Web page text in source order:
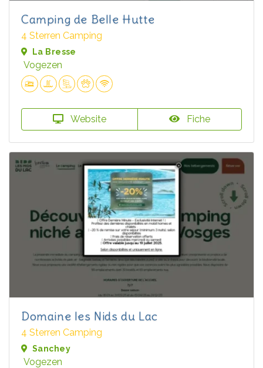
Camping de Belle Hutte
4 Sterren Camping
La Bresse
Vogezen
Website Fiche
Domaine les Nids du Lac
4 Sterren Camping
Sanchey
Vogezen